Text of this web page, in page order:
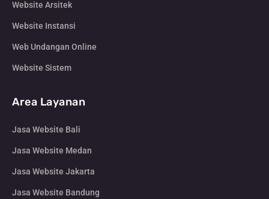
Website Arsitek
Website Instansi
Web Undangan Online
Website Sistem
Area Layanan
Jasa Website Bali
Jasa Website Medan
Jasa Website Jakarta
Jasa Website Bandung